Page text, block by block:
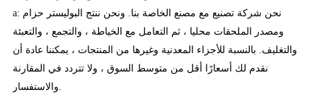
a: نحن شركة تصنيع مع مصنع الخاصة بنا. ونحن ننتج البوليستر حزام
ومصدر الملحقات محليا ، ثم التعامل مع الخياطة ، والتجمع ، والتعبئة
والتغليف. بالنسبة للأجزاء المعدنية وغيرها من المنتجات ، يمكننا عادة أن
نقدم لك أسعارًا أقل من متوسط السوق ، ولا تتردد في المقارنة